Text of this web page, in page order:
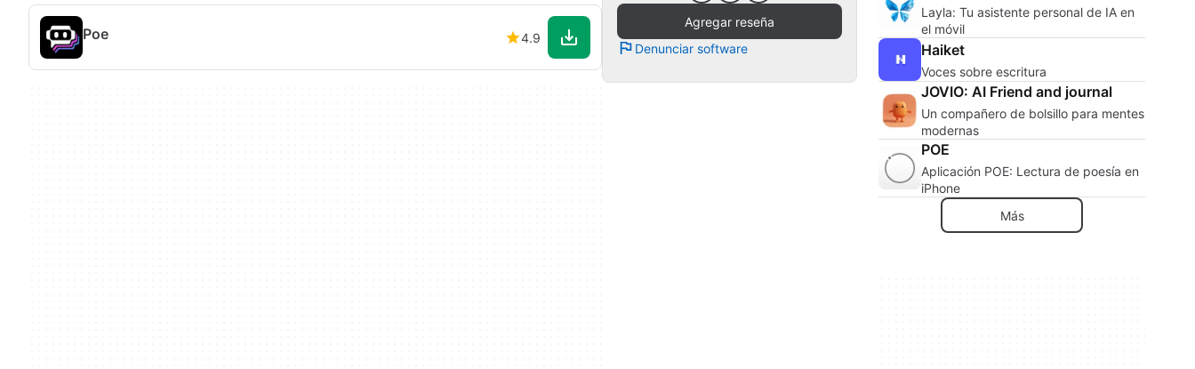
Poe 4.9
Agregar reseña
Denunciar software
Layla: Tu asistente personal de IA en
el móvil
Haiket
Voces sobre escritura
JOVIO: AI Friend and journal
Un compañero de bolsillo para mentes
modernas
POE
Aplicación POE: Lectura de poesía en
iPhone
Más